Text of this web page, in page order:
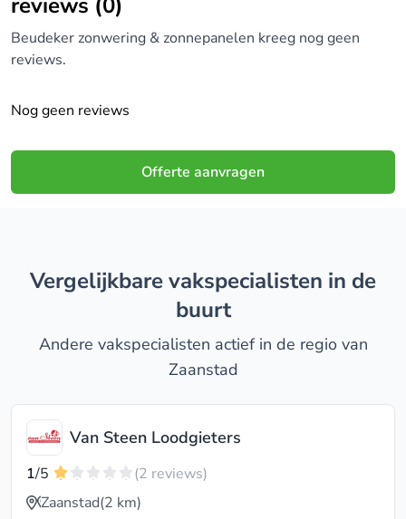
Beudeker zonwering & zonnepanelen kreeg nog geen
reviews.
Nog geen reviews
Offerte aanvragen
Vergelijkbare vakspecialisten in de
buurt
Andere vakspecialisten actief in de regio van
Zaanstad
Van Steen Loodgieters
1/5
(2 reviews)
Zaanstad(2 km)